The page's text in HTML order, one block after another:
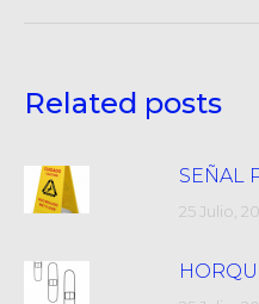
Related posts
SEÑAL
25 Julio,